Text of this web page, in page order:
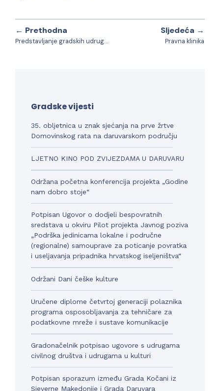
← Prethodna
Predstavljanje gradskih udruga u organizaciji udruge Ždralice Daruvar
Sljedeća →
Pravna klinika
Gradske vijesti
35. obljetnica u znak sjećanja na prve žrtve
Domovinskog rata na daruvarskom području
LJETNO KINO POD ZVIJEZDAMA U DARUVARU
Održana početna konferencija projekta „Godine
nam dobro stoje“
Potpisan Ugovor o dodjeli bespovratnih
sredstava u okviru Pilot projekta Javnog poziva
„Podrška jedinicama lokalne i područne
(regionalne) samouprave za poticanje povratka
i useljavanja pripadnika hrvatskog iseljeništva“
Održani Dani češke kulture
Uručene diplome četvrtoj generaciji polaznika
programa osposobljavanja za tehničare za
podatkovne mreže i sustave komunikacije
Gradonačelnik potpisao ugovore s udrugama
civilnog društva i udrugama u kulturi
Potpisan sporazum između Grada Kočani iz
Sjeverne Makedonije i Grada Daruvara